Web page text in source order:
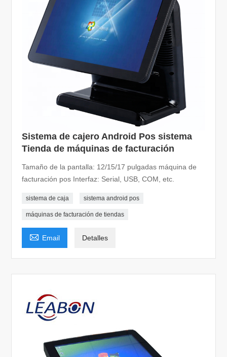
Sistema de cajero Android Pos sistema
Tienda de máquinas de facturación
Tamaño de la pantalla: 12/15/17 pulgadas máquina de
facturación pos Interfaz: Serial, USB, COM, etc.
sistema de caja sistema android pos
máquinas de facturación de tiendas
 Email Detalles